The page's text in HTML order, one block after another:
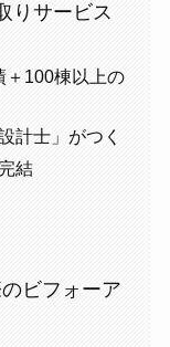
りサービス
100棟以上の
計士」がつく
結
ビフォーア